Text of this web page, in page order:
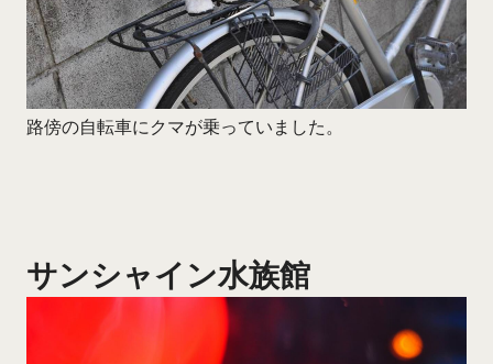
路傍の自転車にクマが乗っていました。
サンシャイン水族館